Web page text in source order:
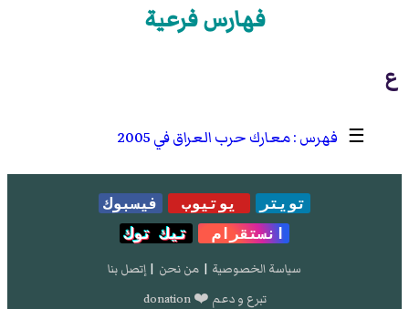
فهارس فرعية
ع
☰ معارك حرب العراق في 2005
تويتر يوتيوب
فيسبوك
انستقرام
تيك توك
سياسة الخصوصية | من نحن | إتصل بنا
تبرع و دعم ❤️ donation